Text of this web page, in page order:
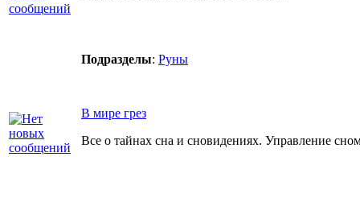
Подразделы: Руны
В мире грез
Все о тайнах сна и сновидениях. Управление